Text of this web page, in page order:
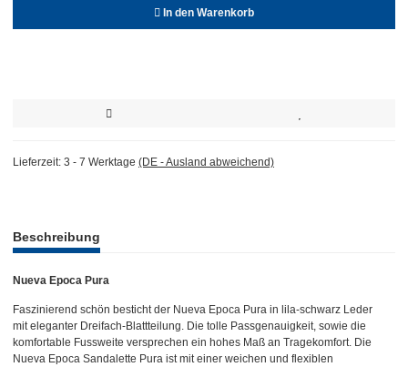
In den Warenkorb
Lieferzeit: 3 - 7 Werktage (DE - Ausland abweichend)
Beschreibung
Nueva Epoca Pura
Faszinierend schön besticht der Nueva Epoca Pura in lila-schwarz Leder
mit eleganter Dreifach-Blattteilung. Die tolle Passgenauigkeit, sowie die
komfortable Fussweite versprechen ein hohes Maß an Tragekomfort. Die
Nueva Epoca Sandalette Pura ist mit einer weichen und flexiblen